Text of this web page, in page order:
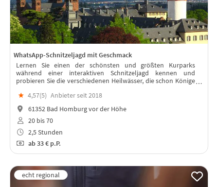
WhatsApp-Schnitzeljagd mit Geschmack
Lernen Sie einen der schönsten und größten Kurparks
während einer interaktiven Schnitzeljagd kennen und
probieren Sie die verschiedenen Heilwässer, die schon Könige
★ 4,57(5) Anbieter seit 2018
61352 Bad Homburg vor der Höhe
20 bis 70
2,5 Stunden
ab33 € p.P.